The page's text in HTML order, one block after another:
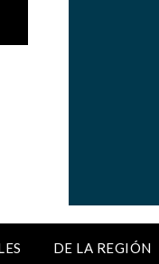
DE LA REGIÓN